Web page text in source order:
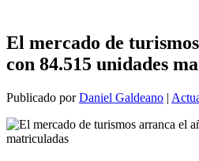
El mercado de
con 84.515 unidades
Publicado porDaniel Galdeano |